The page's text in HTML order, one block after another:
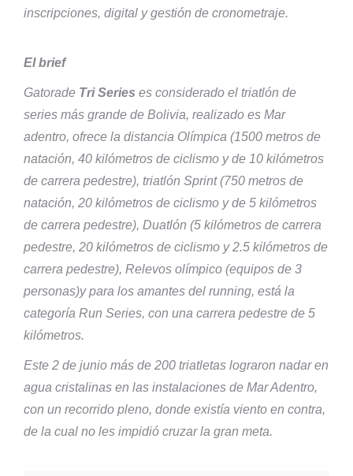
inscripciones, digital y gestión de cronometraje.
El brief
Gatorade Tri Series es considerado el triatlón de
series más grande de Bolivia, realizado es Mar
adentro, ofrece la distancia Olímpica (1500 metros de
natación, 40 kilómetros de ciclismo y de 10 kilómetros
de carrera pedestre), triatlón Sprint (750 metros de
natación, 20 kilómetros de ciclismo y de 5 kilómetros
de carrera pedestre), Duatlón (5 kilómetros de carrera
pedestre, 20 kilómetros de ciclismo y 2.5 kilómetros de
carrera pedestre), Relevos olímpico (equipos de 3
personas)y para los amantes del running, está la
categoría Run Series, con una carrera pedestre de 5
kilómetros.
Este 2 de junio más de 200 triatletas lograron nadar en
agua cristalinas en las instalaciones de Mar Adentro,
con un recorrido pleno, donde existía viento en contra,
de la cual no les impidió cruzar la gran meta.